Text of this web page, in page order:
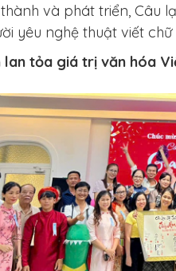
và phát triển, Câu
yêu nghệ thuật viết chữ
lan tỏa giá trị văn hóa